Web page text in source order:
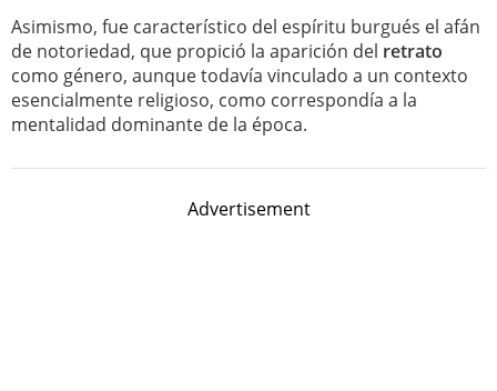
Asimismo, fue característico del espíritu burgués el afán
de notoriedad, que propició la aparición del retrato
como género, aunque todavía vinculado a un contexto
esencialmente religioso, como correspondía a la
mentalidad dominante de la época.
Advertisement